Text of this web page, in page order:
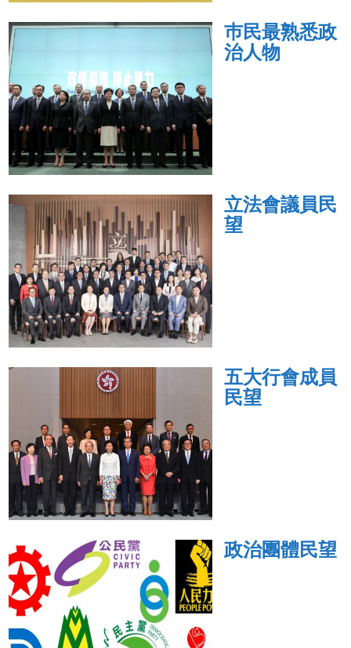
巿民最熟悉政
治人物
立法會議員民
望
五大行會成員
民望
政治團體民望